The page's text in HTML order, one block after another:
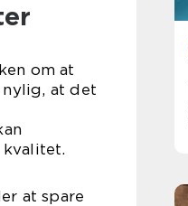
om at
at det
at spare